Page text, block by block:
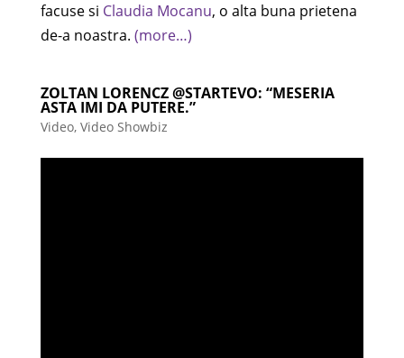
facuse si Claudia Mocanu, o alta buna prietena
de-a noastra. (more…)
ZOLTAN LORENCZ @STARTEVO: “MESERIA
ASTA IMI DA PUTERE.”
Video, Video Showbiz